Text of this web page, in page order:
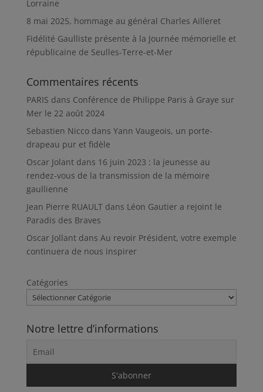
Lorraine
8 mai 2025, hommage au général Charles Ailleret
Fidélité Gaulliste présente à la Journée mémorielle et
républicaine de Seulles-Terre-et-Mer
Commentaires récents
PARIS dans Conférence de Philippe Paris à Graye sur
Mer le 22 août 2024
Sebastien Niccodans Yann Vaugeois, un porte-
drapeau pur et fidèle
Oscar Jolantdans 16 juin 2023 : la jeunesse au
rendez-vous de la transmission de la mémoire
gaullienne
Jean Pierre RUAULTdans Léon Gautier a rejoint le
Paradis des Braves
Oscar Jollantdans Au revoir Président, votre exemple
continuera de nous inspirer
Catégories
Notre lettre d’informations